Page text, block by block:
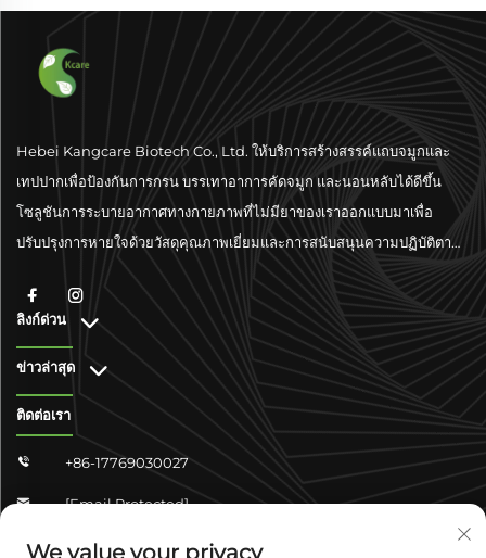
Hebei Kangcare Biotech Co., Ltd. ให้บริการสร้างสรรค์แถบจมูกและ
เทปปากเพื่อป้องกันการกรน บรรเทาอาการคัดจมูก และนอนหลับได้ดีขึ้น
โซลูชันการระบายอากาศทางกายภาพที่ไม่มียาของเราออกแบบมาเพื่อ
ปรับปรุงการหายใจด้วยวัสดุคุณภาพเยี่ยมและการสนับสนุนความปฏิบัติตาม
ลิงก์ด่วน
ข่าวล่าสุด
ติดต่อเรา
 +86-17769030027
 [email Protected]
จงซาน ชางจวิน 4-304 เขตหยูหัว เมืองเสิ่นเจียจวง มณฑลเหอเป่ย
We value your privacy